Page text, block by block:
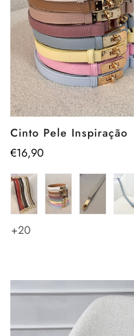
Cinto Pele Inspiração
Preço
€16,90
+20